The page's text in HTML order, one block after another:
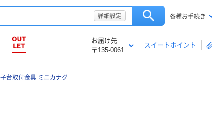
詳細設定 各種お手続き
お届け先
〒135-0061
スイートポイント
台取付金具 ミニカナグ